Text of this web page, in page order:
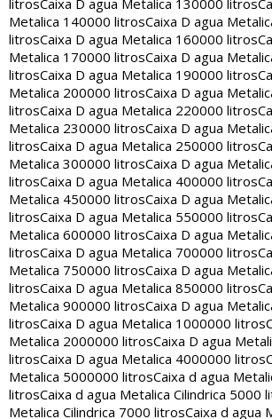
litrosCaixa D agua Metalica 130000 litros
Metalica 140000 litrosCaixa D agua
litrosCaixa D agua Metalica 160000 litros
Metalica 170000 litrosCaixa D agua
litrosCaixa D agua Metalica 190000 litros
Metalica 200000 litrosCaixa D agua
litrosCaixa D agua Metalica 220000 litros
Metalica 230000 litrosCaixa D agua
litrosCaixa D agua Metalica 250000 litros
Metalica 300000 litrosCaixa D agua
litrosCaixa D agua Metalica 400000 litros
Metalica 450000 litrosCaixa D agua
litrosCaixa D agua Metalica 550000 litros
Metalica 600000 litrosCaixa D agua
litrosCaixa D agua Metalica 700000 litros
Metalica 750000 litrosCaixa D agua
litrosCaixa D agua Metalica 850000 litros
Metalica 900000 litrosCaixa D agua
litrosCaixa D agua Metalica 1000000 litros
Metalica 2000000 litrosCaixa D agua
litrosCaixa D agua Metalica 4000000 litros
Metalica 5000000 litrosCaixa d agua
litrosCaixa d agua Metalica Cilindrica 5000
Metalica Cilindrica 7000 litrosCaixa d agua